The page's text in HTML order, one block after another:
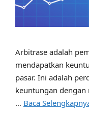
Arbitrase adalah
mendapatkan
pasar. Ini adalah
keuntungan
… Baca